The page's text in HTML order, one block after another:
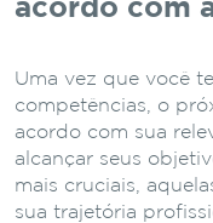
acordo com
Uma vez que você
competências, o
acordo com sua
alcançar seus
mais cruciais,
sua trajetória